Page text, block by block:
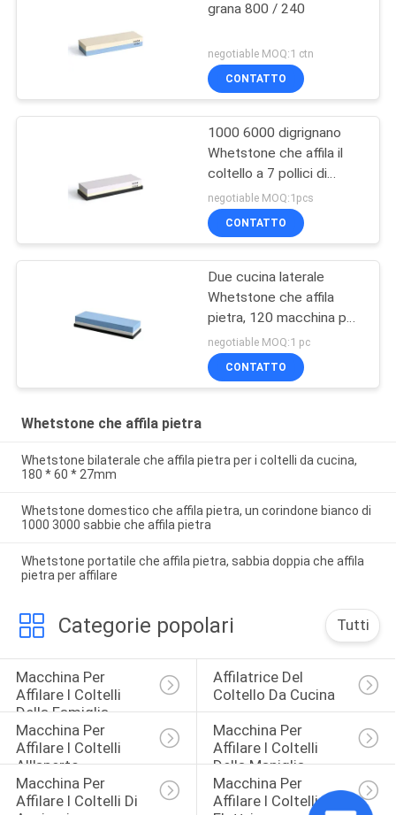
grana 800 / 240
negotiable MOQ:1 ctn
CONTATTO
1000 6000 digrignano
Whetstone che affila il
coltello a 7 pollici di
pietra di Waterstone del
corindone
negotiable MOQ:1pcs
CONTATTO
Due cucina laterale
Whetstone che affila
pietra, 120 macchina per
affilare i coltelli di pietra
di 80 sabbie
negotiable MOQ:1 pc
CONTATTO
Whetstone che affila pietra
Whetstone bilaterale che affila pietra per i coltelli da cucina,
180 * 60 * 27mm
Whetstone domestico che affila pietra, un corindone bianco di
1000 3000 sabbie che affila pietra
Whetstone portatile che affila pietra, sabbia doppia che affila
pietra per affilare
Categorie popolari Tutti
Macchina Per
Affilare I Coltelli
Della Famiglia
Affilatrice Del
Coltello Da Cucina
Macchina Per
Affilare I Coltelli
All'aperto
Macchina Per
Affilare I Coltelli
Della Maniglia
Macchina Per
Affilare I Coltelli Di
Macchina Per
Affilare I Coltelli